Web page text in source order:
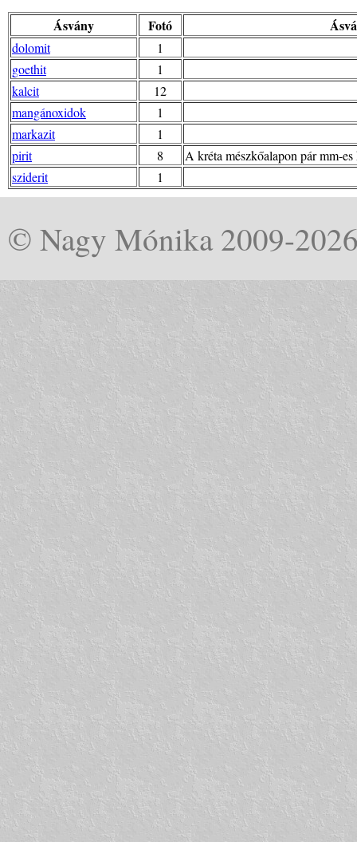
Ásvány Fotó
dolomit
1
goethit
1
kalcit
12
mangánoxidok
1
markazit
1
pirit
8
A kréta mészkőalapon pár mm-
sziderit
1
© Nagy Mónika 2009-